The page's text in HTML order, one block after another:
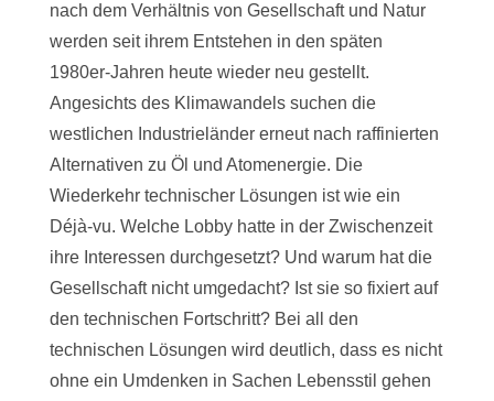
nach dem Verhältnis von Gesellschaft und Natur
werden seit ihrem Entstehen in den späten
1980er-Jahren heute wieder neu gestellt.
Angesichts des Klimawandels suchen die
westlichen Industrieländer erneut nach raffinierten
Alternativen zu Öl und Atomenergie. Die
Wiederkehr technischer Lösungen ist wie ein
Déjà-vu. Welche Lobby hatte in der Zwischenzeit
ihre Interessen durchgesetzt? Und warum hat die
Gesellschaft nicht umgedacht? Ist sie so fixiert auf
den technischen Fortschritt? Bei all den
technischen Lösungen wird deutlich, dass es nicht
ohne ein Umdenken in Sachen Lebensstil gehen